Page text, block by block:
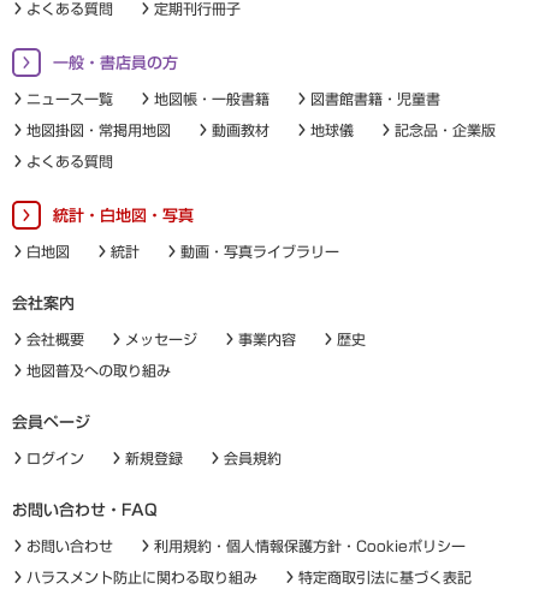
よくある質問 定期刊行冊子
一般・書店員の方
ニュース一覧 地図帳・一般書籍 図書館書籍・児童書
地図掛図・常掲用地図 動画教材 地球儀 記念品・企業版
よくある質問
統計・白地図・写真
白地図 統計 動画・写真ライブラリー
会社案内
会社概要 メッセージ 事業内容 歴史
地図普及への取り組み
会員ページ
ログイン 新規登録 会員規約
お問い合わせ・FAQ
お問い合わせ 利用規約・個人情報保護方針・Cookieポリシー
ハラスメント防止に関わる取り組み 特定商取引法に基づく表記